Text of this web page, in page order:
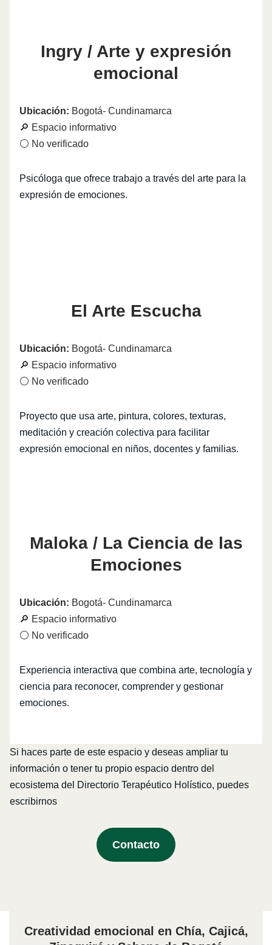
Ingry / Arte y expresión
emocional
Ubicación: Bogotá- Cundinamarca
🔎 Espacio informativo
⚪ No verificado
Psicóloga que ofrece trabajo a través del arte para la
expresión de emociones.
El Arte Escucha
Ubicación: Bogotá- Cundinamarca
🔎 Espacio informativo
⚪ No verificado
Proyecto que usa arte, pintura, colores, texturas,
meditación y creación colectiva para facilitar
expresión emocional en niños, docentes y familias.
Maloka / La Ciencia de las
Emociones
Ubicación: Bogotá- Cundinamarca
🔎 Espacio informativo
⚪ No verificado
Experiencia interactiva que combina arte, tecnología y
ciencia para reconocer, comprender y gestionar
emociones.
Si haces parte de este espacio y deseas ampliar tu
información o tener tu propio espacio dentro del
ecosistema del Directorio Terapéutico Holístico, puedes
escribirnos
Contacto
Creatividad emocional en Chía, Cajicá,